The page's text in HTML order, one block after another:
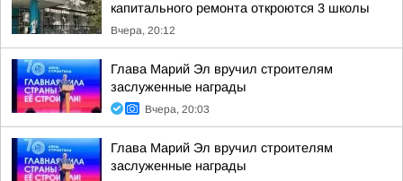
капитального ремонта откроются 3 школы
Вчера, 20:12
Глава Марий Эл вручил строителям
заслуженные награды
Вчера, 20:03
Глава Марий Эл вручил строителям
заслуженные награды